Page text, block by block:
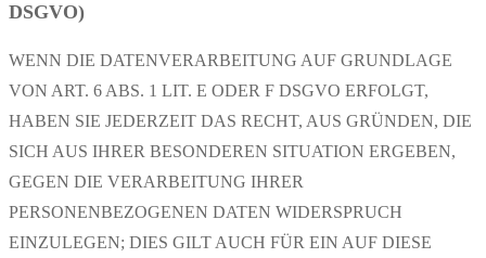
DSGVO)
WENN DIE DATENVERARBEITUNG AUF GRUNDLAGE
VON ART. 6 ABS. 1 LIT. E ODER F DSGVO ERFOLGT,
HABEN SIE JEDERZEIT DAS RECHT, AUS GRÜNDEN, DIE
SICH AUS IHRER BESONDEREN SITUATION ERGEBEN,
GEGEN DIE VERARBEITUNG IHRER
PERSONENBEZOGENEN DATEN WIDERSPRUCH
EINZULEGEN; DIES GILT AUCH FÜR EIN AUF DIESE